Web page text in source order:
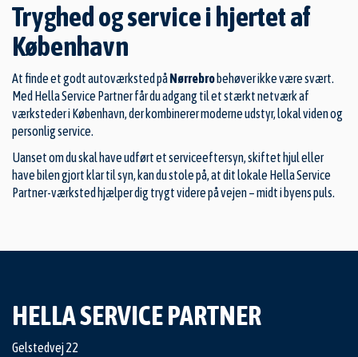
Tryghed og service i hjertet af
København
At finde et godt autoværksted påNørrebro behøver ikke være svært.
Med Hella Service Partner får du adgang til et stærkt netværk af
værksteder i København, der kombinerer moderne udstyr, lokal viden og
personlig service.
Uanset om du skal have udført et serviceeftersyn, skiftet hjul eller
have bilen gjort klar til syn, kan du stole på, at dit lokale Hella Service
Partner-værksted hjælper dig trygt videre på vejen – midt i byens puls.
HELLA SERVICE PARTNER
Gelstedvej 22